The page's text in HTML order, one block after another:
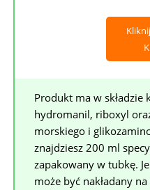
Produkt ma w
hydromanil, riboxyl
morskiego i
znajdziesz 200 ml
zapakowany w tubkę.
może być nakładany